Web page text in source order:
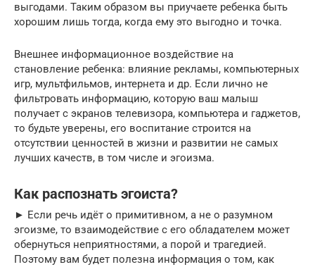
выгодами. Таким образом вы приучаете ребенка быть
хорошим лишь тогда, когда ему это выгодно и точка.
Внешнее информационное воздействие на
становление ребенка: влияние рекламы, компьютерных
игр, мультфильмов, интернета и др. Если лично не
фильтровать информацию, которую ваш малыш
получает с экранов телевизора, компьютера и гаджетов,
то будьте уверены, его воспитание строится на
отсутствии ценностей в жизни и развитии не самых
лучших качеств, в том числе и эгоизма.
Как распознать эгоиста?
► Если речь идёт о примитивном, а не о разумном
эгоизме, то взаимодействие с его обладателем может
обернуться неприятностями, а порой и трагедией.
Поэтому вам будет полезна информация о том, как